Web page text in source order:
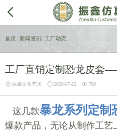

首页 新闻资讯/ 工厂动态
工厂直销定制恐龙皮套
 振鑫文化艺术  2020-07-22  780
这几款暴龙系列定制
爆款产品，无论从制作工艺